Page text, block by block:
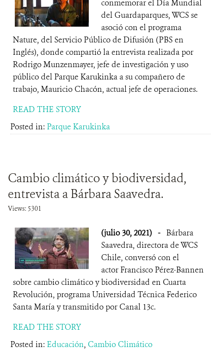
conmemorar el Día Mundial
del Guardaparques, WCS se
asoció con el programa
Nature, del Servicio Público de Difusión (PBS en
Inglés), donde compartió la entrevista realizada por
Rodrigo Munzenmayer, jefe de investigación y uso
público del Parque Karukinka a su compañero de
trabajo, Mauricio Chacón, actual jefe de operaciones.
READ THE STORY
Posted in: Parque Karukinka
Cambio climático y biodiversidad,
entrevista a Bárbara Saavedra.
Views: 5301
(julio 30, 2021) - Bárbara
Saavedra, directora de WCS
Chile, conversó con el
actor Francisco Pérez-Bannen
sobre cambio climático y biodiversidad en Cuarta
Revolución, programa Universidad Técnica Federico
Santa María y transmitido por Canal 13c.
READ THE STORY
Posted in: Educación, Cambio Climático